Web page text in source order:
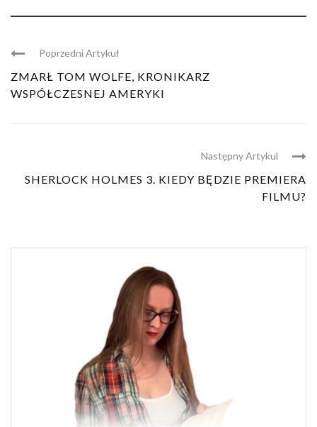
Poprzedni Artykuł
ZMARŁ TOM WOLFE, KRONIKARZ
WSPÓŁCZESNEJ AMERYKI
Następny Artykul
SHERLOCK HOLMES 3. KIEDY BĘDZIE PREMIERA
FILMU?